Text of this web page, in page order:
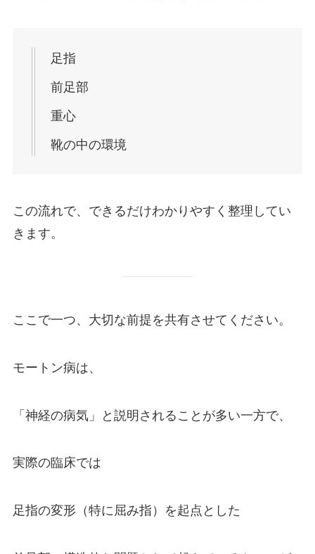
足指
前足部
重心
靴の中の環境
この流れで、できるだけわかりやすく整理してい
きます。
ここで一つ、大切な前提を共有させてください。
モートン病は、
「神経の病気」と説明されることが多い一方で、
実際の臨床では
足指の変形（特に屈み指）を起点とした